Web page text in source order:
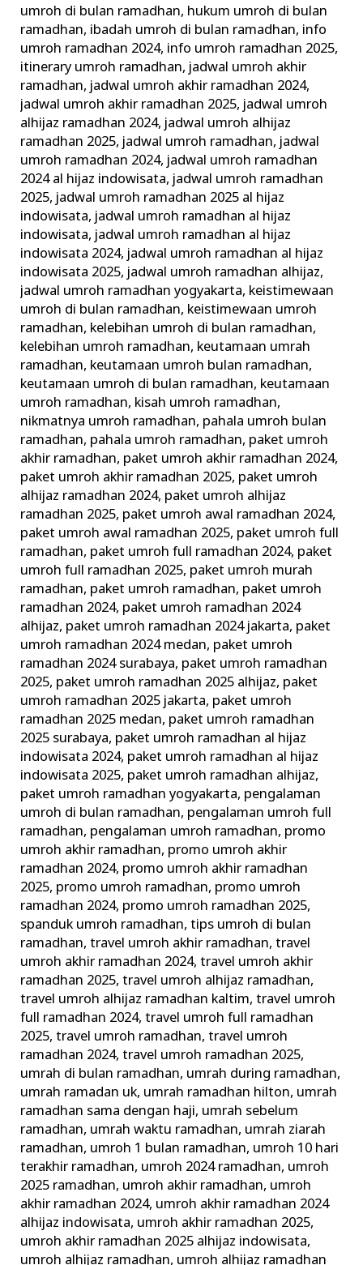
umroh di bulan ramadhan, hukum umroh di bulan
ramadhan, ibadah umroh di bulan ramadhan, info
umroh ramadhan 2024, info umroh ramadhan 2025,
itinerary umroh ramadhan, jadwal umroh akhir
ramadhan, jadwal umroh akhir ramadhan 2024,
jadwal umroh akhir ramadhan 2025, jadwal umroh
alhijaz ramadhan 2024, jadwal umroh alhijaz
ramadhan 2025, jadwal umroh ramadhan, jadwal
umroh ramadhan 2024, jadwal umroh ramadhan
2024 al hijaz indowisata, jadwal umroh ramadhan
2025, jadwal umroh ramadhan 2025 al hijaz
indowisata, jadwal umroh ramadhan al hijaz
indowisata, jadwal umroh ramadhan al hijaz
indowisata 2024, jadwal umroh ramadhan al hijaz
indowisata 2025, jadwal umroh ramadhan alhijaz,
jadwal umroh ramadhan yogyakarta, keistimewaan
umroh di bulan ramadhan, keistimewaan umroh
ramadhan, kelebihan umroh di bulan ramadhan,
kelebihan umroh ramadhan, keutamaan umrah
ramadhan, keutamaan umroh bulan ramadhan,
keutamaan umroh di bulan ramadhan, keutamaan
umroh ramadhan, kisah umroh ramadhan,
nikmatnya umroh ramadhan, pahala umroh bulan
ramadhan, pahala umroh ramadhan, paket umroh
akhir ramadhan, paket umroh akhir ramadhan 2024,
paket umroh akhir ramadhan 2025, paket umroh
alhijaz ramadhan 2024, paket umroh alhijaz
ramadhan 2025, paket umroh awal ramadhan 2024,
paket umroh awal ramadhan 2025, paket umroh full
ramadhan, paket umroh full ramadhan 2024, paket
umroh full ramadhan 2025, paket umroh murah
ramadhan, paket umroh ramadhan, paket umroh
ramadhan 2024, paket umroh ramadhan 2024
alhijaz, paket umroh ramadhan 2024 jakarta, paket
umroh ramadhan 2024 medan, paket umroh
ramadhan 2024 surabaya, paket umroh ramadhan
2025, paket umroh ramadhan 2025 alhijaz, paket
umroh ramadhan 2025 jakarta, paket umroh
ramadhan 2025 medan, paket umroh ramadhan
2025 surabaya, paket umroh ramadhan al hijaz
indowisata 2024, paket umroh ramadhan al hijaz
indowisata 2025, paket umroh ramadhan alhijaz,
paket umroh ramadhan yogyakarta, pengalaman
umroh di bulan ramadhan, pengalaman umroh full
ramadhan, pengalaman umroh ramadhan, promo
umroh akhir ramadhan, promo umroh akhir
ramadhan 2024, promo umroh akhir ramadhan
2025, promo umroh ramadhan, promo umroh
ramadhan 2024, promo umroh ramadhan 2025,
spanduk umroh ramadhan,tips umroh di bulan
ramadhan,travel umroh akhir ramadhan,travel
umroh akhir ramadhan 2024,travel umroh akhir
ramadhan 2025,travel umroh alhijaz ramadhan,
travel umroh alhijaz ramadhan kaltim,travel umroh
full ramadhan 2024,travel umroh full ramadhan
2025,travel umroh ramadhan,travel umroh
ramadhan 2024,travel umroh ramadhan 2025,
umrah di bulan ramadhan, umrah during ramadhan,
umrah ramadan uk, umrah ramadhan hilton, umrah
ramadhan sama dengan haji, umrah sebelum
ramadhan, umrah waktu ramadhan, umrah ziarah
ramadhan, umroh 1 bulan ramadhan, umroh 10 hari
terakhir ramadhan, umroh 2024 ramadhan, umroh
2025 ramadhan, umroh akhir ramadhan, umroh
akhir ramadhan 2024, umroh akhir ramadhan 2024
alhijaz indowisata, umroh akhir ramadhan 2025,
umroh akhir ramadhan 2025 alhijaz indowisata,
umroh alhijaz ramadhan, umroh alhijaz ramadhan